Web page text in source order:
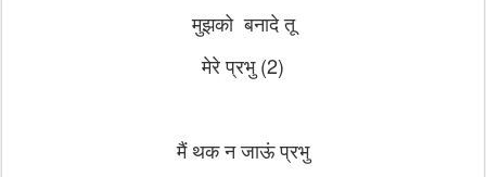
मुझको बनादे तू
मेरे प्रभु (2)
मैं थक न जाऊं प्रभु